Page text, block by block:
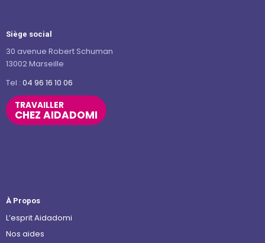
Siège social
30 avenue Robert Schuman
13002 Marseille
Tel : 04 96 16 10 06
TRAVAILLER
CHEZ AIDADOMI
À Propos
L’esprit Aidadomi
Nos aides